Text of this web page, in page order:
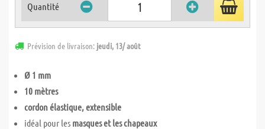
Quantité
Prévision de livraison: jeudi, 13/ août
Ø 1 mm
10 mètres
cordon élastique, extensible
idéal pour les masques et les chapeaux